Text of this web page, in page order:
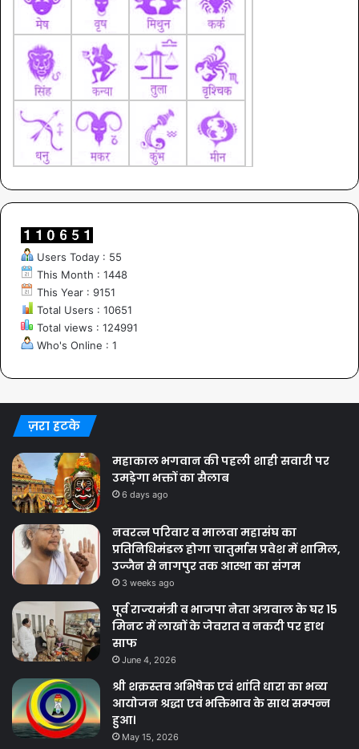
Users Today : 55
This Month : 1448
This Year : 9151
Total Users : 10651
Total views : 124991
Who's Online : 1
ज़रा हटके
महाकाल भगवान की पहली शाही सवारी पर
उमड़ेगा भक्तों का सैलाब
6 days ago
नवरत्न परिवार व मालवा महासंघ का
प्रतिनिधिमंडल होगा चातुर्मास प्रवेश में शामिल,
उज्जैन से नागपुर तक आस्था का संगम
3 weeks ago
पूर्व राज्यमंत्री व भाजपा नेता अग्रवाल के घर 15
मिनट में लाखों के जेवरात व नकदी पर हाथ
साफ
June 4, 2026
श्री शक्रस्तव अभिषेक एवं शांति धारा का भव्य
आयोजन श्रद्धा एवं भक्तिभाव के साथ सम्पन्न
हुआ।
May 15, 2026